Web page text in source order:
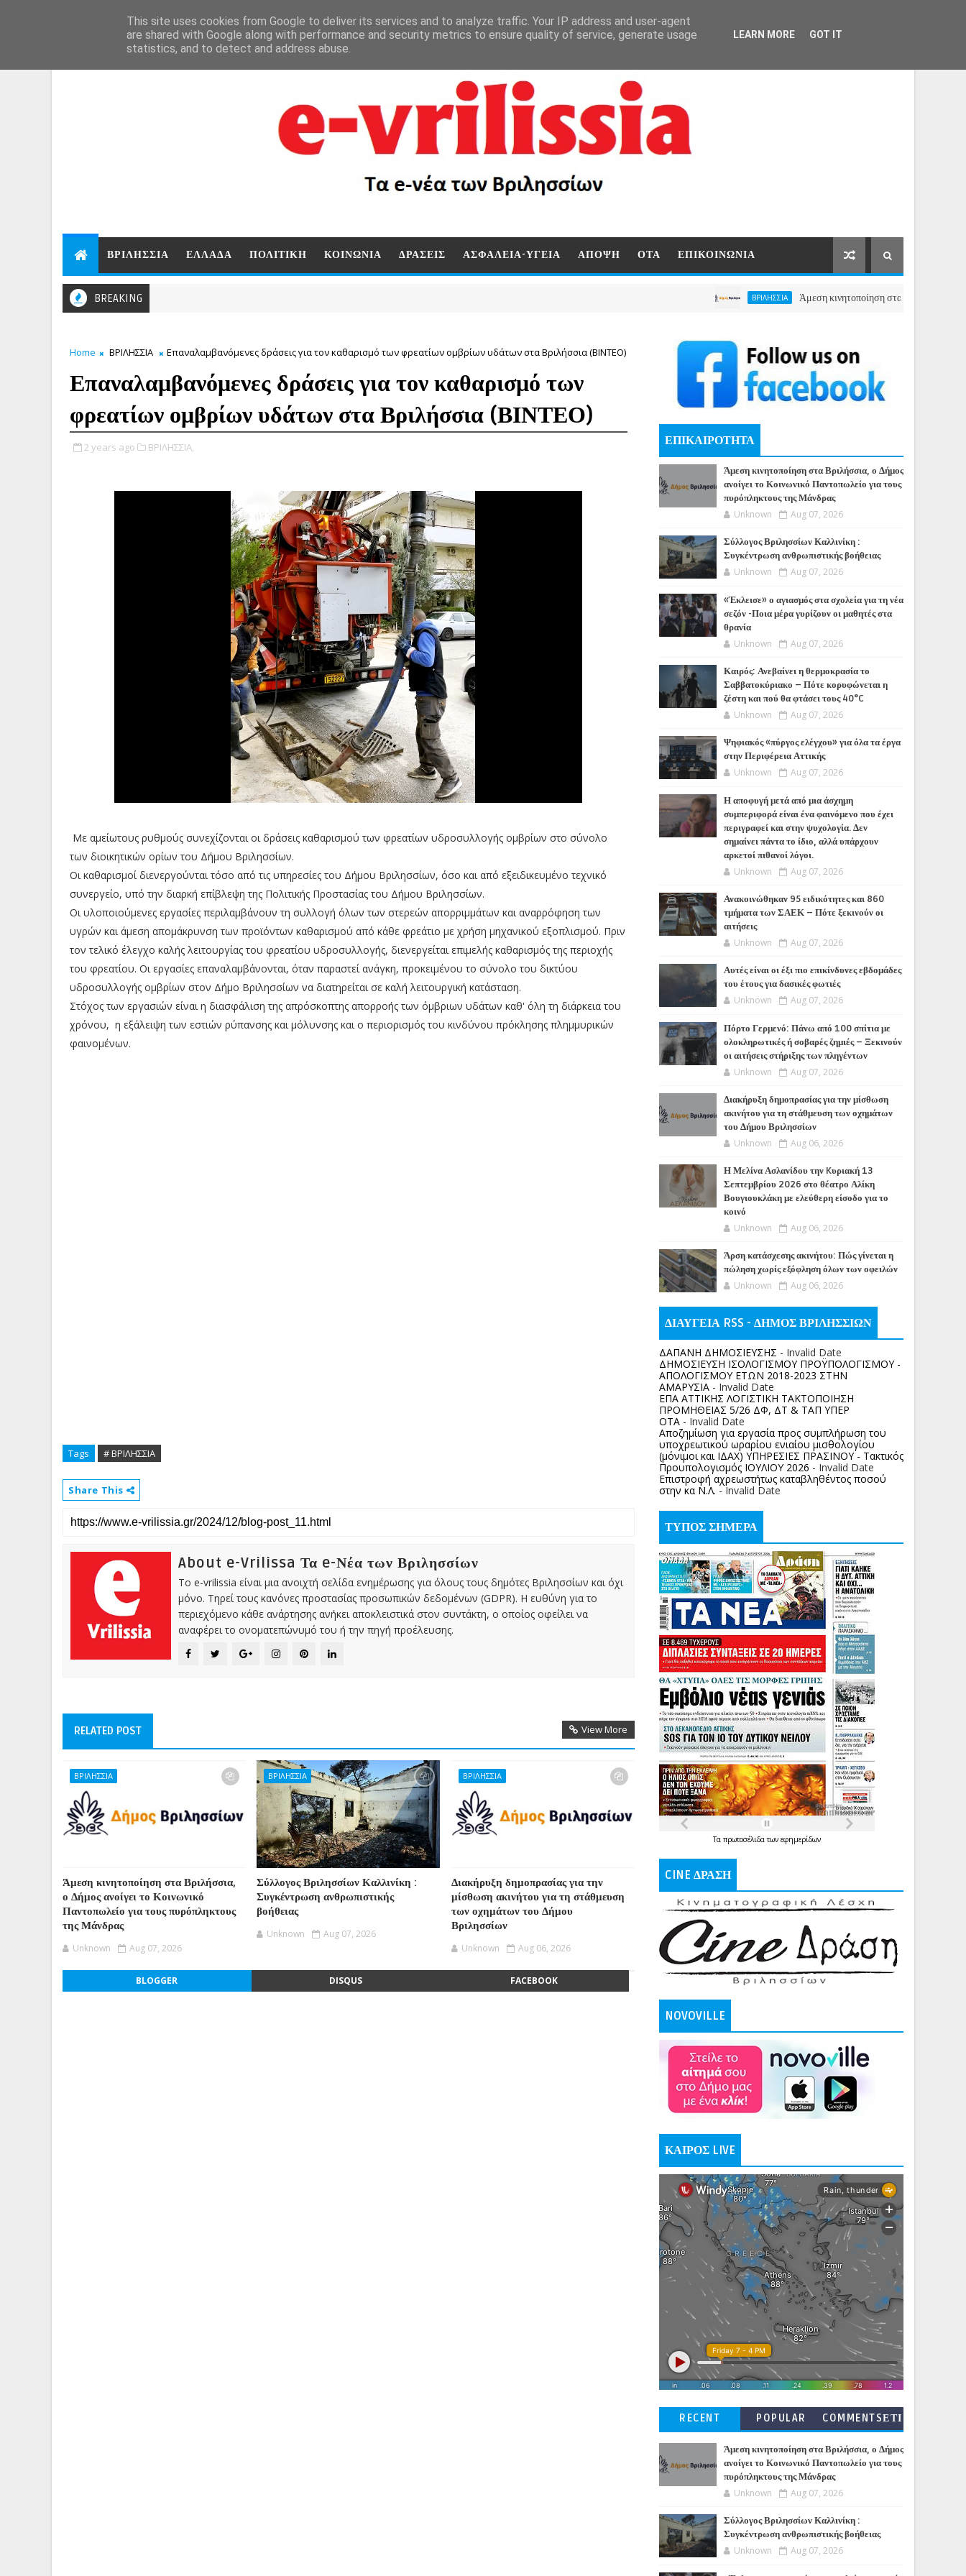
ΒΡΙΛΗΣΣΙΑ ΕΛΛΑΔΑ ΠΟΛΙΤΙΚΗ ΚΟΙΝΩΝΙΑ ΔΡΑΣΕΙΣ ΑΣΦΑΛΕΙΑ-ΥΓΕΙΑ ΑΠΟΨΗ ΟΤΑ ΕΠΙΚΟΙΝΩΝΙΑ
BREAKING ΒΡΙΛΗΣΣΙΑ Άμεση κινητοποίηση στα Βριλήσσια, ο Δήμος
Home ΒΡΙΛΗΣΣΙΑ Επαναλαμβανόμενες δράσεις για τον καθαρισμό των φρεατίων ομβρίων υδάτων στα Βριλήσσια (ΒΙΝΤΕΟ)
Επαναλαμβανόμενες δράσεις για τον καθαρισμό των
φρεατίων ομβρίων υδάτων στα Βριλήσσια (ΒΙΝΤΕΟ)
2 years ago ΒΡΙΛΗΣΣΙΑ,
Με αμείωτους ρυθμούς συνεχίζονται οι δράσεις καθαρισμού των φρεατίων υδροσυλλογής ομβρίων στο σύνολο
των διοικητικών ορίων του Δήμου Βριλησσίων.
Οι καθαρισμοί διενεργούνται τόσο από τις υπηρεσίες του Δήμου Βριλησσίων, όσο και από εξειδικευμένο τεχνικό
συνεργείο, υπό την διαρκή επίβλεψη της Πολιτικής Προστασίας του Δήμου Βριλησσίων.
Οι υλοποιούμενες εργασίες περιλαμβάνουν τη συλλογή όλων των στερεών απορριμμάτων και αναρρόφηση των
υγρών και άμεση απομάκρυνση των προϊόντων καθαρισμού από κάθε φρεάτιο με χρήση μηχανικού εξοπλισμού. Πριν
τον τελικό έλεγχο καλής λειτουργίας του φρεατίου υδροσυλλογής, διενεργείται επιμελής καθαρισμός της περιοχής
του φρεατίου. Οι εργασίες επαναλαμβάνονται, όταν παραστεί ανάγκη, προκειμένου το σύνολο του δικτύου
υδροσυλλογής ομβρίων στον Δήμο Βριλησσίων να διατηρείται σε καλή λειτουργική κατάσταση.
Στόχος των εργασιών είναι η διασφάλιση της απρόσκοπτης απορροής των όμβριων υδάτων καθ' όλη τη διάρκεια του
χρόνου, η εξάλειψη των εστιών ρύπανσης και μόλυνσης και ο περιορισμός του κινδύνου πρόκλησης πλημμυρικών
φαινομένων.
Tags # ΒΡΙΛΗΣΣΙΑ
Share This
About e-Vrilissa Τα e-Νέα των Βριλησσίων
Το e-vrilissia είναι μια ανοιχτή σελίδα ενημέρωσης για όλους τους δημότες Βριλησσίων και όχι
μόνο. Τηρεί τους κανόνες προστασίας προσωπικών δεδομένων (GDPR). Η ευθύνη για το
περιεχόμενο κάθε ανάρτησης ανήκει αποκλειστικά στον συντάκτη, ο οποίος οφείλει να
αναφέρει το ονοματεπώνυμό του ή την πηγή προέλευσης.
RELATED POST View More
ΒΡΙΛΗΣΣΙΑ
Άμεση κινητοποίηση στα Βριλήσσια,
ο Δήμος ανοίγει το Κοινωνικό
Παντοπωλείο για τους πυρόπληκτους
της Μάνδρας
Unknown Aug 07, 2026
ΒΡΙΛΗΣΣΙΑ
Σύλλογος Βριλησσίων Καλλινίκη :
Συγκέντρωση ανθρωπιστικής
βοήθειας
Unknown Aug 07, 2026
ΒΡΙΛΗΣΣΙΑ
Διακήρυξη δημοπρασίας για την
μίσθωση ακινήτου για τη στάθμευση
των οχημάτων του Δήμου
Βριλησσίων
Unknown Aug 06, 2026
BLOGGER DISQUS FACEBOOK
ΕΠΙΚΑΙΡΟΤΗΤΑ
Άμεση κινητοποίηση στα Βριλήσσια, ο Δήμος
ανοίγει το Κοινωνικό Παντοπωλείο για τους
πυρόπληκτους της Μάνδρας
Unknown Aug 07, 2026
Σύλλογος Βριλησσίων Καλλινίκη :
Συγκέντρωση ανθρωπιστικής βοήθειας
Unknown Aug 07, 2026
«Έκλεισε» ο αγιασμός στα σχολεία για τη νέα
σεζόν -Ποια μέρα γυρίζουν οι μαθητές στα
θρανία
Unknown Aug 07, 2026
Καιρός: Ανεβαίνει η θερμοκρασία το
Σαββατοκύριακο – Πότε κορυφώνεται η
ζέστη και πού θα φτάσει τους 40°C
Unknown Aug 07, 2026
Ψηφιακός «πύργος ελέγχου» για όλα τα έργα
στην Περιφέρεια Αττικής
Unknown Aug 07, 2026
Η αποφυγή μετά από μια άσχημη
συμπεριφορά είναι ένα φαινόμενο που έχει
περιγραφεί και στην ψυχολογία. Δεν
σημαίνει πάντα το ίδιο, αλλά υπάρχουν
αρκετοί πιθανοί λόγοι.
Unknown Aug 07, 2026
Ανακοινώθηκαν 95 ειδικότητες και 860
τμήματα των ΣΑΕΚ – Πότε ξεκινούν οι
αιτήσεις
Unknown Aug 07, 2026
Αυτές είναι οι έξι πιο επικίνδυνες εβδομάδες
του έτους για δασικές φωτιές
Unknown Aug 07, 2026
Πόρτο Γερμενό: Πάνω από 100 σπίτια με
ολοκληρωτικές ή σοβαρές ζημιές – Ξεκινούν
οι αιτήσεις στήριξης των πληγέντων
Unknown Aug 07, 2026
Διακήρυξη δημοπρασίας για την μίσθωση
ακινήτου για τη στάθμευση των οχημάτων
του Δήμου Βριλησσίων
Unknown Aug 06, 2026
Η Μελίνα Ασλανίδου την Kυριακή 13
Σεπτεμβρίου 2026 στο θέατρο Αλίκη
Βουγιουκλάκη με ελεύθερη είσοδο για το
κοινό
Unknown Aug 06, 2026
Άρση κατάσχεσης ακινήτου: Πώς γίνεται η
πώληση χωρίς εξόφληση όλων των οφειλών
Unknown Aug 06, 2026
ΔΙΑΥΓΕΙΑ RSS - ΔΗΜΟΣ ΒΡΙΛΗΣΣΙΩΝ
ΔΑΠΑΝΗ ΔΗΜΟΣΙΕΥΣΗΣ - Invalid Date
ΔΗΜΟΣΙΕΥΣΗ ΙΣΟΛΟΓΙΣΜΟΥ ΠΡΟΫΠΟΛΟΓΙΣΜΟΥ -
ΑΠΟΛΟΓΙΣΜΟΥ ΕΤΩΝ 2018-2023 ΣΤΗΝ
ΑΜΑΡΥΣΙΑ - Invalid Date
ΕΠΑ ΑΤΤΙΚΗΣ ΛΟΓΙΣΤΙΚΗ ΤΑΚΤΟΠΟΙΗΣΗ
ΠΡΟΜΗΘΕΙΑΣ 5/26 ΔΦ, ΔΤ & ΤΑΠ ΥΠΕΡ
ΟΤΑ - Invalid Date
Αποζημίωση για εργασία προς συμπλήρωση του
υποχρεωτικού ωραρίου ενιαίου μισθολογίου
(μόνιμοι και ΙΔΑΧ) ΥΠΗΡΕΣΙΕΣ ΠΡΑΣΙΝΟΥ - Τακτικός
Προυπολογισμός ΙΟΥΛΙΟΥ 2026 - Invalid Date
Επιστροφή αχρεωστήτως καταβληθέντος ποσoύ
στην κα Ν.Λ. - Invalid Date
ΤΥΠΟΣ ΣΗΜΕΡΑ
Τα πρωτοσέλιδατων εφημερίδων
CINE ΔΡΑΣΗ
NOVOVILLE
ΚΑΙΡΟΣ LIVE
RECENT POPULAR
COMMENTSΕΤΙ
Άμεση κινητοποίηση στα Βριλήσσια, ο Δήμος
ανοίγει το Κοινωνικό Παντοπωλείο για τους
πυρόπληκτους της Μάνδρας
Unknown Aug 07, 2026
Σύλλογος Βριλησσίων Καλλινίκη :
Συγκέντρωση ανθρωπιστικής βοήθειας
Unknown Aug 07, 2026
This site uses cookies from Google to deliver its services and to analyze traffic. Your IP address and user-agent
are shared with Google along with performance and security metrics to ensure quality of service, generate usage
statistics, and to detect and address abuse.
LEARN MORE GOT IT